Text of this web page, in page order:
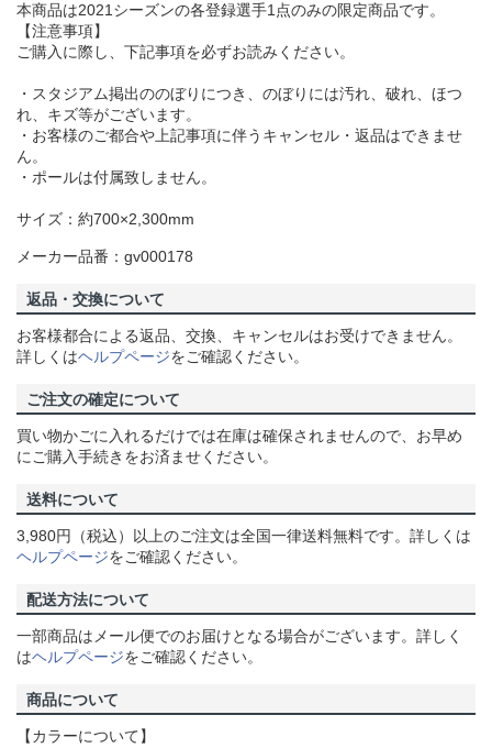
本商品は2021シーズンの各登録選手1点のみの限定商品です。
【注意事項】
ご購入に際し、下記事項を必ずお読みください。
・スタジアム掲出ののぼりにつき、のぼりには汚れ、破れ、ほつ
れ、キズ等がございます。
・お客様のご都合や上記事項に伴うキャンセル・返品はできませ
ん。
・ポールは付属致しません。
サイズ：約700×2,300mm
メーカー品番：gv000178
返品・交換について
お客様都合による返品、交換、キャンセルはお受けできません。
詳しくはヘルプページをご確認ください。
ご注文の確定について
買い物かごに入れるだけでは在庫は確保されませんので、お早め
にご購入手続きをお済ませください。
送料について
3,980円（税込）以上のご注文は全国一律送料無料です。詳しくは
ヘルプページをご確認ください。
配送方法について
一部商品はメール便でのお届けとなる場合がございます。詳しく
はヘルプページをご確認ください。
商品について
【カラーについて】